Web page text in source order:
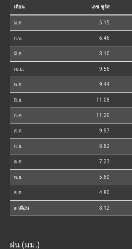
เดือน เลช ซูร์ส
ม.ค. 5.15
ก.พ. 6.46
มี.ค. 8.10
เม.ย. 9.56
พ.ค. 9.44
มิ.ย. 11.08
ก.ค. 11.20
ส.ค. 9.97
ก.ย. 8.82
ต.ค. 7.23
พ.ย. 5.60
ธ.ค. 4.80
⌀ เดือน 8.12
ฝน (มม.)